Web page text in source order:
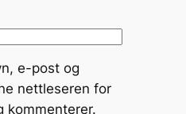
e-post og
nettleseren for
kommenterer.